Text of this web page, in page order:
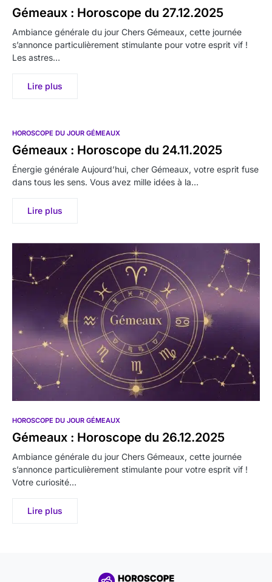
Gémeaux : Horoscope du 27.12.2025
Ambiance générale du jour Chers Gémeaux, cette journée
s’annonce particulièrement stimulante pour votre esprit vif !
Les astres…
Lire plus
HOROSCOPE DU JOUR GÉMEAUX
Gémeaux : Horoscope du 24.11.2025
Énergie générale Aujourd’hui, cher Gémeaux, votre esprit fuse
dans tous les sens. Vous avez mille idées à la…
Lire plus
HOROSCOPE DU JOUR GÉMEAUX
Gémeaux : Horoscope du 26.12.2025
Ambiance générale du jour Chers Gémeaux, cette journée
s’annonce particulièrement stimulante pour votre esprit vif !
Votre curiosité…
Lire plus